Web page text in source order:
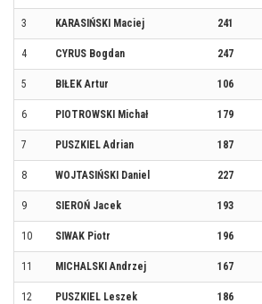
3 KARASIŃSKI Maciej 241
4 CYRUS Bogdan 247
5 BIŁEK Artur 106
6 PIOTROWSKI Michał 179
7 PUSZKIEL Adrian 187
8 WOJTASIŃSKI Daniel 227
9 SIEROŃ Jacek 193
10 SIWAK Piotr 196
11 MICHALSKI Andrzej 167
12 PUSZKIEL Leszek 186